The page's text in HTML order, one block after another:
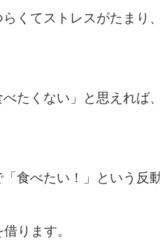
くてストレスがたまり
たくない」と思えれば
食べたい！」という反
ります。